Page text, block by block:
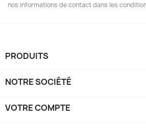
nos informations de contact dans les
PRODUITS
NOTRE SOCIÉTÉ
VOTRE COMPTE